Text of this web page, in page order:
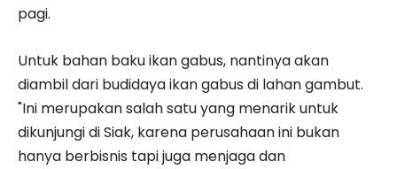
pagi.
Untuk bahan baku ikan gabus, nantinya akan
diambil dari budidaya ikan gabus di lahan gambut.
"Ini merupakan salah satu yang menarik untuk
dikunjungi di Siak, karena perusahaan ini bukan
hanya berbisnis tapi juga menjaga dan